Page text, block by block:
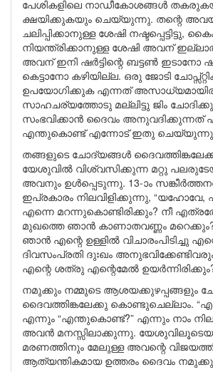
പേശികളിലെ നാഡീകോശങ്ങൾ
ക്ഷയിക്കുകയും ചെയ്യുന്നു. തന്റെ
ചലിപ്പിക്കാനുള്ള ശേഷി നഷ്ടപ്പെട്ടിട്ടു,
നിയന്ത്രിക്കാനുള്ള ശേഷി അവന്
അവന് ഇനി ഷർട്ടിന്റെ ബട്ടൺ
കെട്ടാനോ കഴിയില്ല. ഒരു ജോടി
ഉപയോഗിക്കുക എന്നത്
സാഹചര്യത്തോടു മല്ലിട്ടു ജിം
സംഭവിക്കാൻ ദൈവം
എന്തുകൊണ്ട് എന്നോട് ഇതു
തങ്ങളുടെ ചോദ്യങ്ങൾ
യേശുവിൽ വിശ്വസിക്കുന്ന മറ്റു
അവനും ഉൾപ്പെടുന്നു. 13-ാം
ഇപ്രകാരം നിലവിളിക്കുന്നു,
എന്നെ മറന്നുകൊണ്ടിരിക്കും? നീ
മുഖത്തെ ഞാൻ കാണാതവണ്ണം
ഞാൻ എന്റെ ഉള്ളിൽ വിചാരംപിടിച്ചു
ദിവസംപ്രതി ദുഃഖം
എന്റെ ശത്രു എന്റെമേൽ
നമുക്കും നമ്മുടെ ആശയക്കുഴപ്പങ്ങളും
ദൈവത്തിങ്കലേക്കു കൊണ്ടുചെല്ലാം.
എന്നും “എന്തുകൊണ്ട്?” എന്നും നാം
അവൻ മനസ്സിലാക്കുന്നു.
മരണത്തിനും മേലുള്ള അവന്റെ
ആത്യന്തികമായ ഉത്തരം ദൈവം നമുക്കു